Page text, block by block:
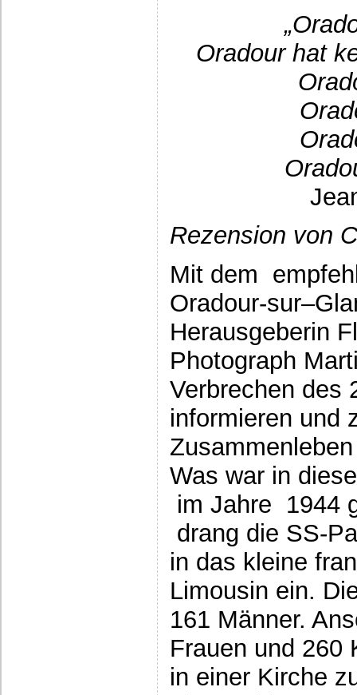
Oradour hat
Rezension von
Mit dem
Oradour-
Herausgeberin
Photograph
Verbrechen des
informieren und
Was war in
im Jahre 1944
drang die SS-
in das kleine
Limousin ein.
161 Männer.
Frauen und 260
in einer Kirche